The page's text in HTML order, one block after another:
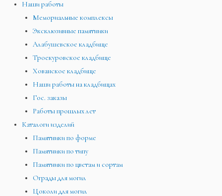
Наши работы
Мемориальные комплексы
Эксклюзивные памятники
Алабушевское кладбище
Троекуровское кладбище
Хованское кладбище
Наши работы на кладбищах
Гос. заказы
Работы прошлых лет
Каталоги изделий
Памятники по форме
Памятники по типу
Памятники по цветам и сортам
Ограды для могил
Цоколи для могил